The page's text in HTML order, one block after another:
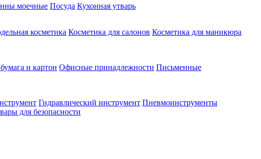
моечные Посуда Кухонная утварь
косметика Косметика для салонов Косметика для маникюра
и картон Офисные принадлежности Письменные
Гидравлический инструмент Пневмоинструменты
для безопасности